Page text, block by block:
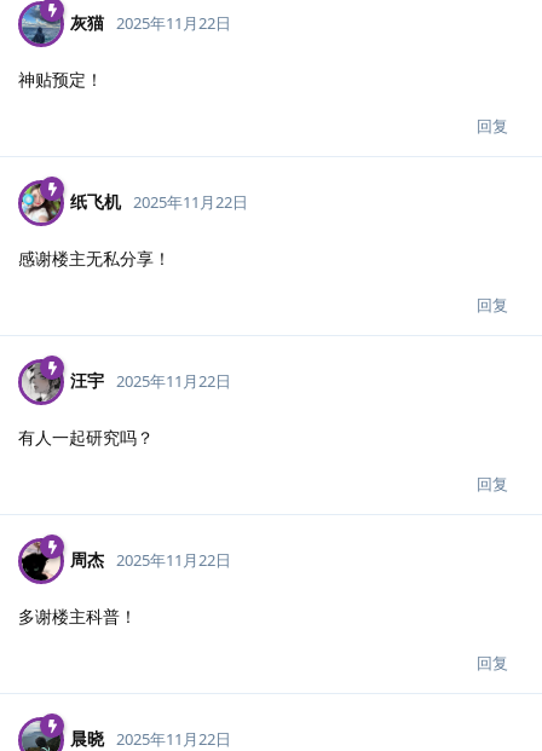
灰猫 2025年11月22日
神贴预定！
回复
纸飞机 2025年11月22日
感谢楼主无私分享！
回复
汪宇 2025年11月22日
有人一起研究吗？
回复
周杰 2025年11月22日
多谢楼主科普！
回复
晨晓 2025年11月22日